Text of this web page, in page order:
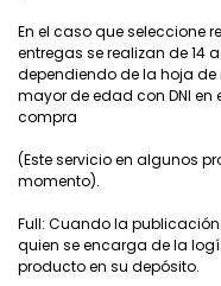
En el caso que seleccione
entregas se realizan de 14
dependiendo de la hoja de
mayor de edad con DNI
compra
(Este servicio en algunos
momento).
Full: Cuando la publicación
quien se encarga de la
producto en su depósito.